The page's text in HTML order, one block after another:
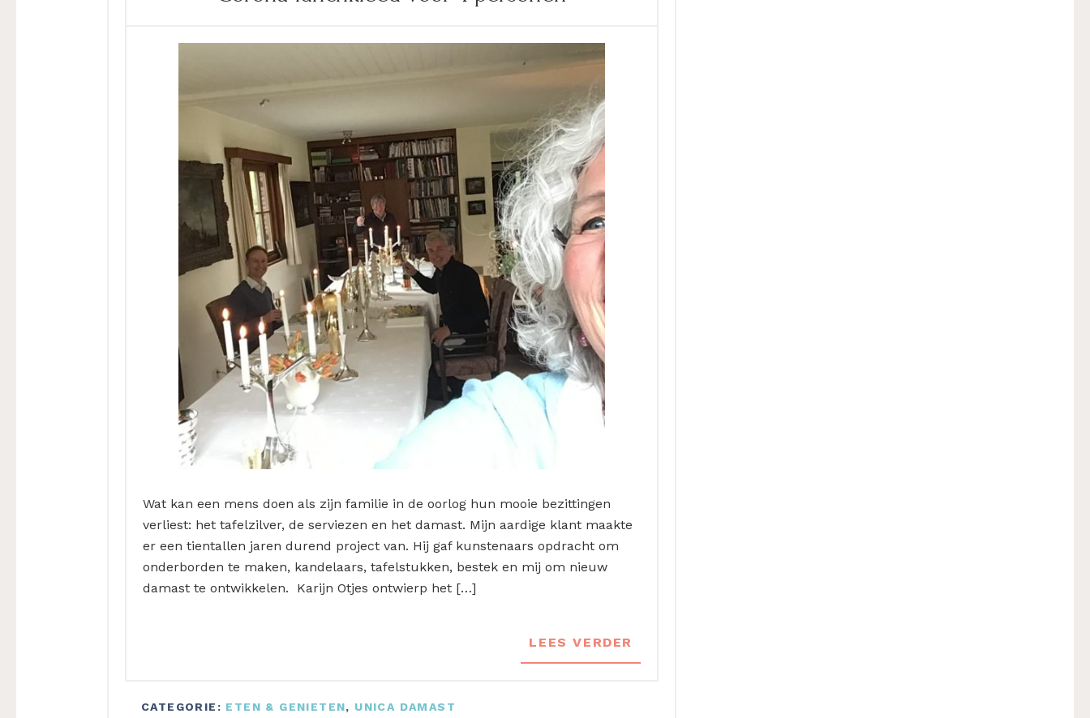
Wat kan een mens doen als zijn familie in de oorlog hun mooie bezittingen
verliest: het tafelzilver, de serviezen en het damast. Mijn aardige klant maakte
er een tientallen jaren durend project van. Hij gaf kunstenaars opdracht om
onderborden te maken, kandelaars, tafelstukken, bestek en mij om nieuw
damast te ontwikkelen. Karijn Otjes ontwierp het […]
LEES VERDER
CATEGORIE: ETEN & GENIETEN, UNICA DAMAST